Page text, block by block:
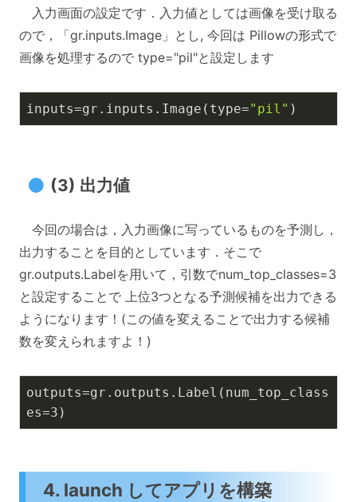
入力画面の設定です．入力値としては画像を受け取る
ので，「gr.inputs.Image」とし, 今回は Pillowの形式で
画像を処理するので type="pil"と設定します
inputs=gr.inputs.Image(type="pil" )
(3) 出力値
今回の場合は，入力画像に写っているものを予測し，
出力することを目的としています．そこで
gr.outputs.Labelを用いて，引数でnum_top_classes=3
と設定することで 上位3つとなる予測候補を出力できる
ようになります！(この値を変えることで出力する候補
数を変えられますよ！)
outputs=gr.outputs.Label(num_top_class
es=3)
4. launch してアプリを構築